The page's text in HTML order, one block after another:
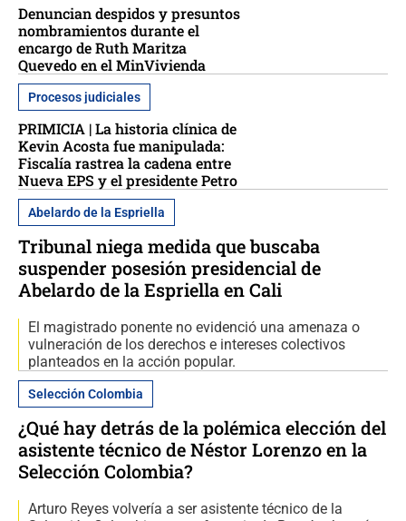
Denuncian despidos y presuntos
nombramientos durante el
encargo de Ruth Maritza
Quevedo en el MinVivienda
Procesos judiciales
PRIMICIA | La historia clínica de
Kevin Acosta fue manipulada:
Fiscalía rastrea la cadena entre
Nueva EPS y el presidente Petro
Abelardo de la Espriella
Tribunal niega medida que buscaba
suspender posesión presidencial de
Abelardo de la Espriella en Cali
El magistrado ponente no evidenció una amenaza o
vulneración de los derechos e intereses colectivos
planteados en la acción popular.
Selección Colombia
¿Qué hay detrás de la polémica elección del
asistente técnico de Néstor Lorenzo en la
Selección Colombia?
Arturo Reyes volvería a ser asistente técnico de la